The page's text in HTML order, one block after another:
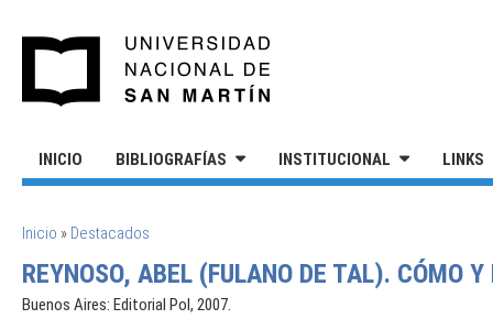
INICIO BIBLIOGRAFÍAS INSTITUCIONAL LINKS
SE ENCUENTRA USTED AQUÍ
Inicio » Destacados
REYNOSO, ABEL (FULANO DE TAL). CÓMO
Buenos Aires: Editorial Pol, 2007.